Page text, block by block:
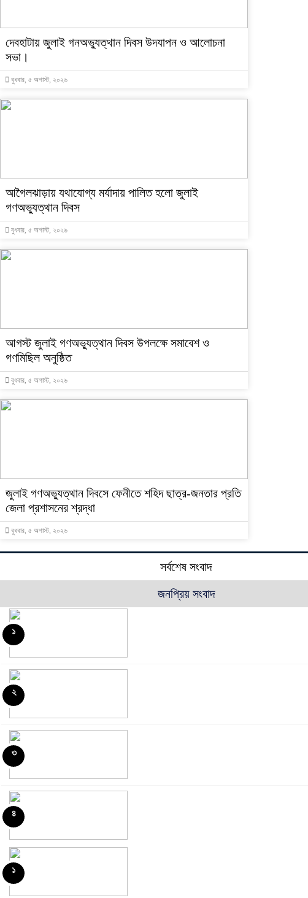
দেবহাটায় জুলাই গনঅভ্যুত্থান দিবস উদযাপন ও আলোচনা
সভা।
বুধবার, ৫ অগাস্ট, ২০২৬
আগৈলঝাড়ায় যথাযোগ্য মর্যাদায় পালিত হলো জুলাই
গণঅভ্যুত্থান দিবস
বুধবার, ৫ অগাস্ট, ২০২৬
আগস্ট জুলাই গণঅভ্যুত্থান দিবস উপলক্ষে সমাবেশ ও
গণমিছিল অনুষ্ঠিত
বুধবার, ৫ অগাস্ট, ২০২৬
জুলাই গণঅভ্যুত্থান দিবসে ফেনীতে শহিদ ছাত্র-জনতার প্রতি
জেলা প্রশাসনের শ্রদ্ধা
বুধবার, ৫ অগাস্ট, ২০২৬
সর্বশেষ সংবাদ
জনপ্রিয় সংবাদ
১
২
৩
৪
৫
১